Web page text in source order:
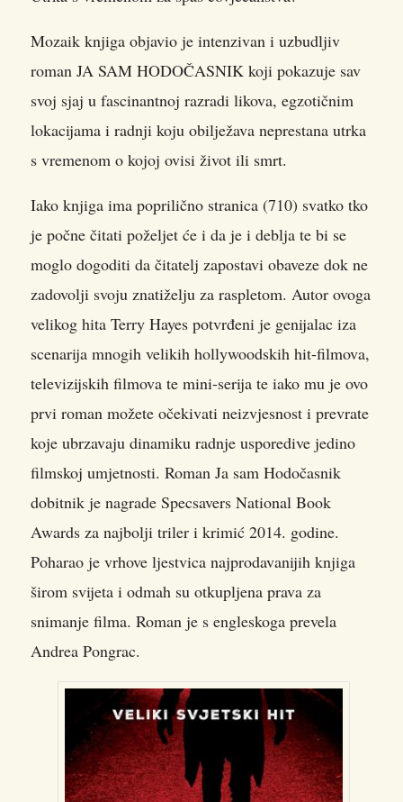
Mozaik knjiga objavio je intenzivan i uzbudljiv
roman JA SAM HODOČASNIK koji pokazuje sav
svoj sjaj u fascinantnoj razradi likova, egzotičnim
lokacijama i radnji koju obilježava neprestana utrka
s vremenom o kojoj ovisi život ili smrt.
Iako knjiga ima poprilično stranica (710) svatko tko
je počne čitati poželjet će i da je i deblja te bi se
moglo dogoditi da čitatelj zapostavi obaveze dok ne
zadovolji svoju znatiželju za raspletom. Autor ovoga
velikog hita Terry Hayes potvrđeni je genijalac iza
scenarija mnogih velikih hollywoodskih hit-filmova,
televizijskih filmova te mini-serija te iako mu je ovo
prvi roman možete očekivati neizvjesnost i prevrate
koje ubrzavaju dinamiku radnje usporedive jedino
filmskoj umjetnosti. Roman Ja sam Hodočasnik
dobitnik je nagrade Specsavers National Book
Awards za najbolji triler i krimić 2014. godine.
Poharao je vrhove ljestvica najprodavanijih knjiga
širom svijeta i odmah su otkupljena prava za
snimanje filma. Roman je s engleskoga prevela
Andrea Pongrac.